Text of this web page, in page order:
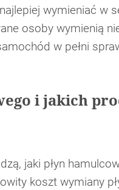
wymieniać w
osoby wymienią
w pełni
i jakich
jaki płyn
koszt wymiany